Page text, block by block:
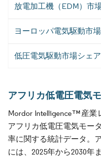
放電加工機（EDM）市
ヨーロッパ電気駆動市
低圧電気駆動市場シェア
アフリカ低電圧電気
Mordor Intelligence™産
アフリカ低電圧電気モー
率に関する統計データ。
には、2025年から2030年